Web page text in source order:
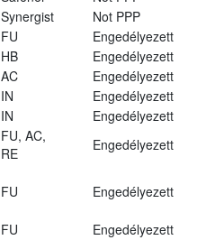
Synergist
Not PPP
FU
Engedélyezett
HB
Engedélyezett
AC
Engedélyezett
IN
Engedélyezett
IN
Engedélyezett
FU, AC,
RE
Engedélyezett
FU Engedélyezett
FU
Engedélyezett